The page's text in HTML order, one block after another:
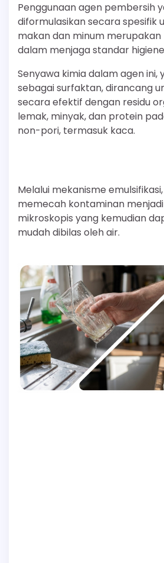
Penggunaan agen pembersih
diformulasikan secara spesifik
makan dan minum
dalam menjaga standar
Senyawa kimia dalam agen ini,
sebagai surfaktan, dirancang
secara efektif dengan residu
lemak, minyak, dan protein
non-pori, termasuk kaca.
Melalui mekanisme
memecah kontaminan
mikroskopis yang kemudian
mudah dibilas oleh air.